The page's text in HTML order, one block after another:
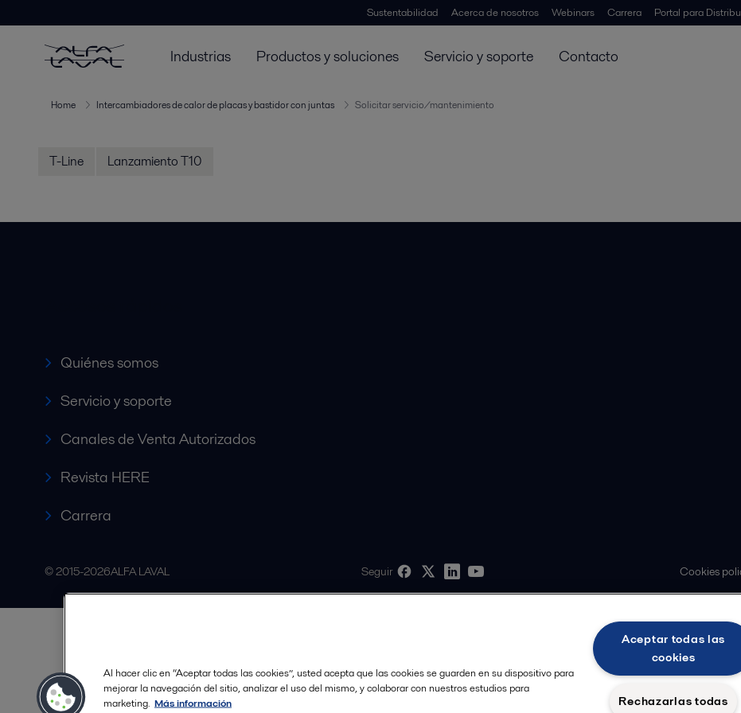
Sustentabilidad Acerca de nosotros Webinars Carrera Portal para
Industrias Productos y soluciones Servicio y soporte Contacto
Home Intercambiadores de calor de placas y bastidor con juntas Solicitar servicio/mantenimiento
T-Line Lanzamiento T10
Quiénes somos
Servicio y soporte
Canales de Venta Autorizados
Revista HERE
Carrera
© 2015-2026ALFA LAVAL Seguir Cookies
Al hacer clic en “Aceptar todas las cookies”, usted acepta que las cookies se guarden en su dispositivo para
mejorar la navegación del sitio, analizar el uso del mismo, y colaborar con nuestros estudios para
marketing. Más información
Aceptar todas las
cookies
Rechazarlas todas